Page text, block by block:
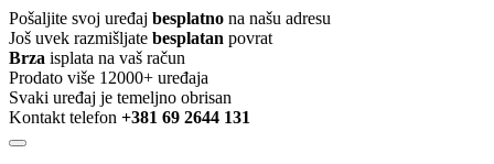
Pošaljite svoj uređaj besplatno na našu adresu
Još uvek razmišljate besplatan povrat
Brza isplata na vaš račun
Prodato više 12000+ uređaja
Svaki uređaj je temeljno obrisan
Kontakt telefon +381 69 2644 131